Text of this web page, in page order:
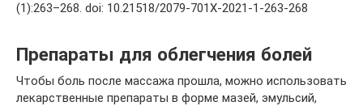
(1):263–268. doi: 10.21518/2079-701X-2021-1-263-268
Препараты для облегчения болей
Чтобы боль после массажа прошла, можно использовать
лекарственные препараты в форме мазей, эмульсий,